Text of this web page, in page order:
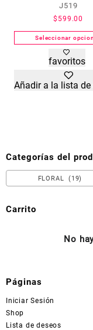
J519
$ 599.00
Seleccionar
Este
tiene
elegir
en
la
favoritos
Añadir a la lista de
Categorías del
FLORAL (19)
Carrito
No
Páginas
Iniciar Sesión
Shop
Lista de deseos